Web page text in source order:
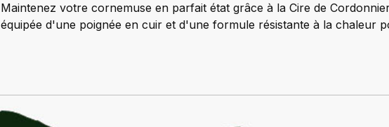
Maintenez votre cornemuse en parfait état grâce à la Cire de
équipée d'une poignée en cuir et d'une formule résistante à la chaleur